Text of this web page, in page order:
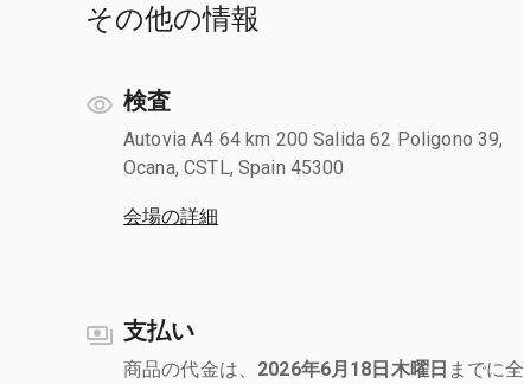
その他の情報
検査
Autovia A4 64 km 200 Salida 62 Poligono 39,
Ocana, CSTL, Spain 45300
会場の詳細
支払い
商品の代金は、 2026年6月18日木曜日 までに全